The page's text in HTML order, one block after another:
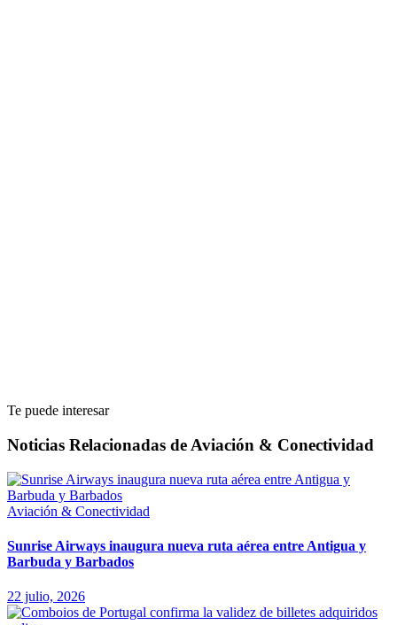
Te puede interesar
Noticias Relacionadas de Aviación & Conectividad
Aviación & Conectividad
Sunrise Airways inaugura nueva ruta aérea entre Antigua y
Barbuda y Barbados
22 julio, 2026